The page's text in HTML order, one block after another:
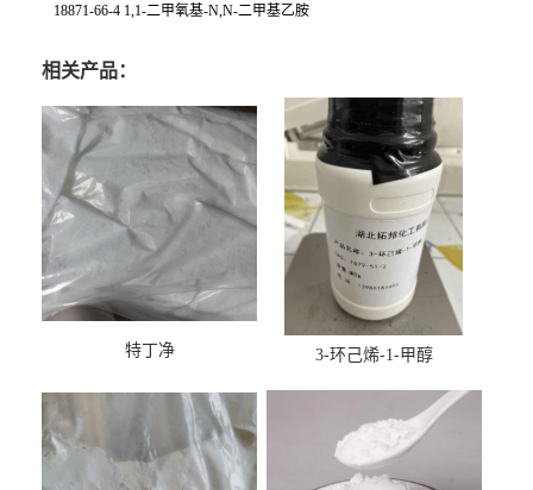
18871-66-4 1,1-二甲氧基-N,N-二甲基乙胺
相关产品：
特丁净 3-环己烯-1-甲醇